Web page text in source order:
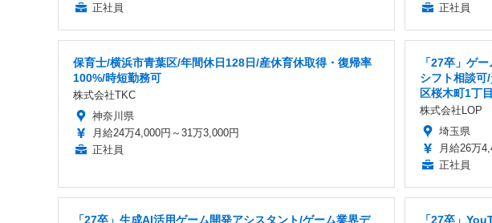
正社員
正社員
保育士/横浜市青葉区/年間休日128日/産休育休取得・復帰率
100%/時短勤務可
株式会社TKC
神奈川県
月給24万4,000円～31万3,000円
正社員
「27卒」ゲ
シフト相談可
区桜木町1丁目
株式会社LOP
埼玉県
月給26万
正社員
「27卒」生成AI活用ゲーム開発アシスタント/ゲーム業界デ 「27卒」